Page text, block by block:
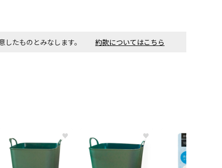
意したものとみなします。 約款についてはこちら
♥ ♥